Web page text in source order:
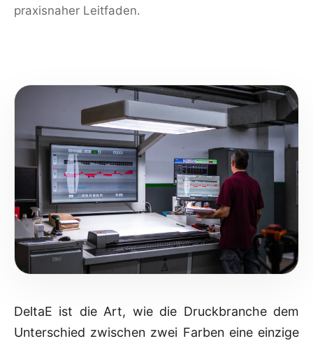
praxisnaher Leitfaden.
DeltaE ist die Art, wie die Druckbranche dem
Unterschied zwischen zwei Farben eine einzige